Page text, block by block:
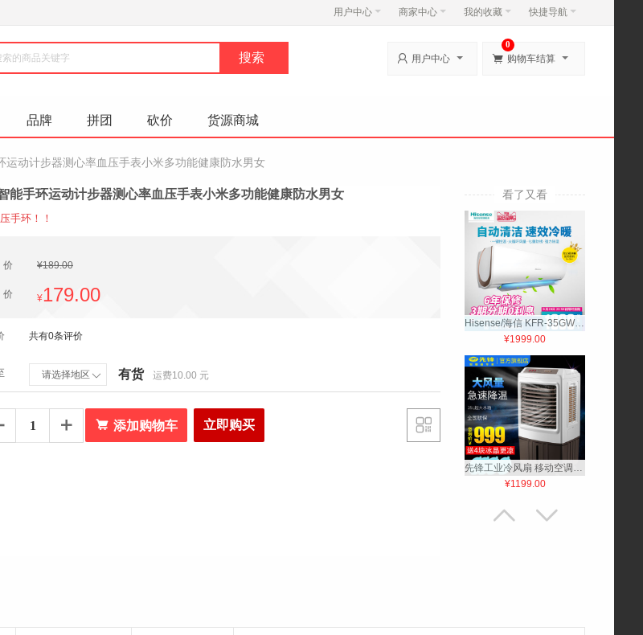
用户中心 商家中心 我的收藏 快捷导航
 用户中心  购物车结算
0
品牌 拼团 砍价 货源商城
运动计步器测心率血压手表小米多功能健康防水男女
能手环运动计步器测心率血压手表小米多功能健康防水男女
手环！！
¥189.00
¥179.00
共有0条评价
请选择地区  有货 运费10.00 元
  添加购物车 立即购买 
看了又看
Hisense/海信 KFR-35GW/ER22N3(1L04) 大1.5p匹家用冷暖空调挂机
¥1999.00
先锋工业冷风扇 移动空调扇家用 冷风机商用小空调 加湿水冷气扇
¥1199.00
¥1200.00
 